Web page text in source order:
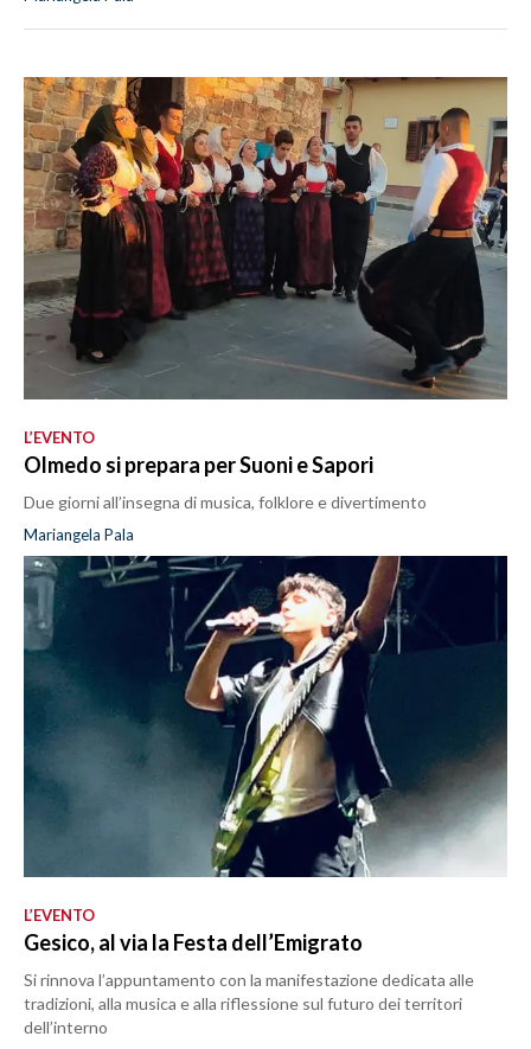
L’EVENTO
Olmedo si prepara per Suoni e Sapori
Due giorni all’insegna di musica, folklore e divertimento
Mariangela Pala
L’EVENTO
Gesico, al via la Festa dell’Emigrato
Si rinnova l’appuntamento con la manifestazione dedicata alle
tradizioni, alla musica e alla riflessione sul futuro dei territori
dell’interno